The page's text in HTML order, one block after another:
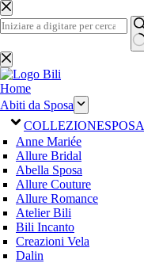
Salta
al
contenuto
Nessun
risultato
Home
Abiti da Sposa
COLLEZIONESPOSA
Anne Mariée
Allure Bridal
Abella Sposa
Allure Couture
Allure Romance
Atelier Bili
Bili Incanto
Creazioni Vela
Dalin